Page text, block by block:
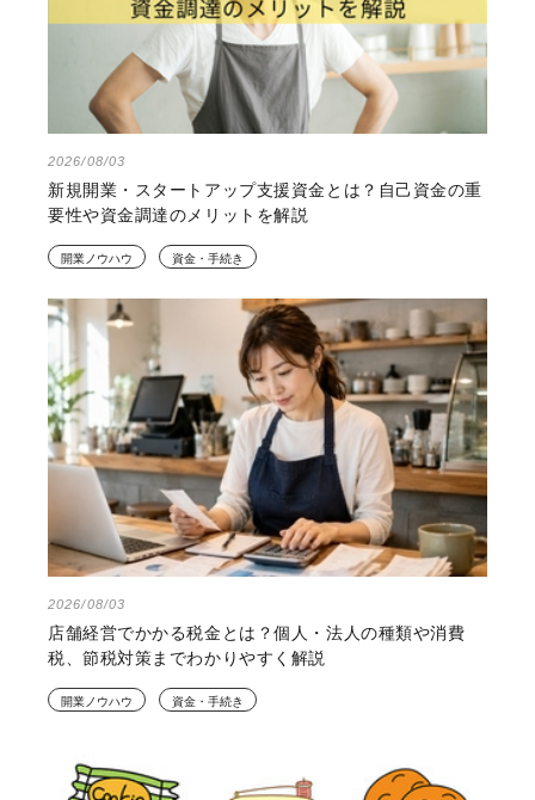
2026/08/03
新規開業・スタートアップ支援資金とは？自己資金の重
要性や資金調達のメリットを解説
開業ノウハウ 資金・手続き
2026/08/03
店舗経営でかかる税金とは？個人・法人の種類や消費
税、節税対策までわかりやすく解説
開業ノウハウ 資金・手続き